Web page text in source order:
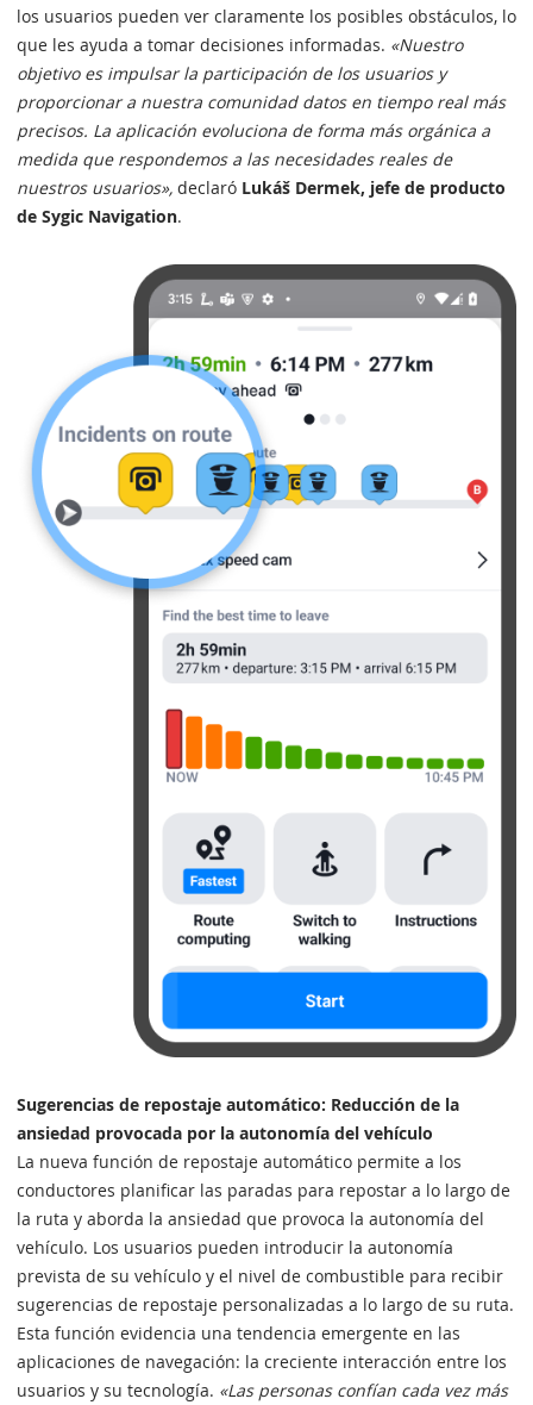
los usuarios pueden ver claramente los posibles obstáculos, lo
que les ayuda a tomar decisiones informadas. «Nuestro
objetivo es impulsar la participación de los usuarios y
proporcionar a nuestra comunidad datos en tiempo real más
precisos. La aplicación evoluciona de forma más orgánica a
medida que respondemos a las necesidades reales de
nuestros usuarios», declaró Lukáš Dermek, jefe de producto
de Sygic Navigation.
Sugerencias de repostaje automático: Reducción de la
ansiedad provocada por la autonomía del vehículo
La nueva función de repostaje automático permite a los
conductores planificar las paradas para repostar a lo largo de
la ruta y aborda la ansiedad que provoca la autonomía del
vehículo. Los usuarios pueden introducir la autonomía
prevista de su vehículo y el nivel de combustible para recibir
sugerencias de repostaje personalizadas a lo largo de su ruta.
Esta función evidencia una tendencia emergente en las
aplicaciones de navegación: la creciente interacción entre los
usuarios y su tecnología. «Las personas confían cada vez más